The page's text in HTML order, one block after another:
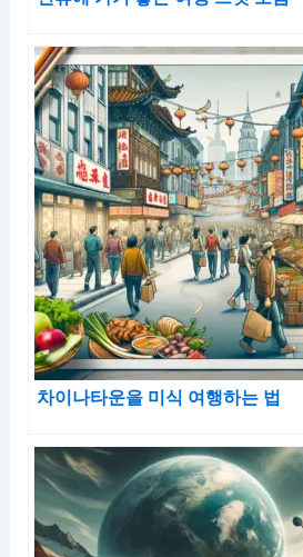
차이나타운을 미식 여행하는 법